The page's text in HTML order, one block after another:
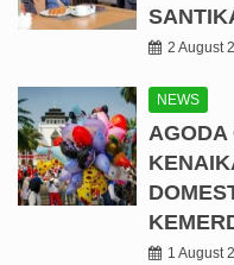
2 August
NEWS
AGODA
1 August